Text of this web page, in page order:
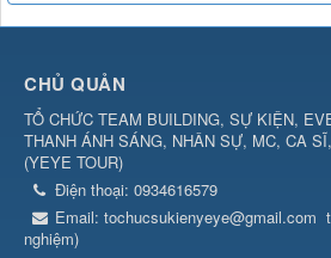
CHỦ QUẢN
TỔ CHỨC TEAM BUILDING, SỰ KIỆN,
THANH ÁNH SÁNG, NHÂN SỰ, MC, CA
(YEYE TOUR)
Điện thoại: 0934616579
Email: tochucsukienyeye@gmail.com
nghiệm)